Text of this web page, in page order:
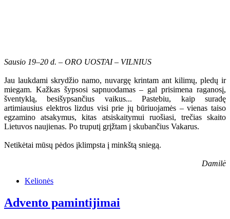
Sausio 19–20 d. – ORO UOSTAI – VILNIUS
Jau laukdami skrydžio namo, nuvargę krintam ant kilimų, pledų ir
miegam. Kažkas šypsosi sapnuodamas – gal prisimena raganosį,
šventyklą, besišypsančius vaikus... Pastebiu, kaip suradę
artimiausius elektros lizdus visi prie jų būriuojamės – vienas taiso
egzamino atsakymus, kitas atsiskaitymui ruošiasi, trečias skaito
Lietuvos naujienas. Po truputį grįžtam į skubančius Vakarus.
Netikėtai mūsų pėdos įklimpsta į minkštą sniegą.
Damilė
Kelionės
Advento pamintijimai